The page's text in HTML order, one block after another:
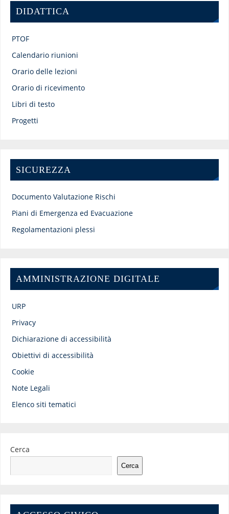
DIDATTICA
PTOF
Calendario riunioni
Orario delle lezioni
Orario di ricevimento
Libri di testo
Progetti
SICUREZZA
Documento Valutazione Rischi
Piani di Emergenza ed Evacuazione
Regolamentazioni plessi
AMMINISTRAZIONE DIGITALE
URP
Privacy
Dichiarazione di accessibilità
Obiettivi di accessibilità
Cookie
Note Legali
Elenco siti tematici
Cerca
Cerca